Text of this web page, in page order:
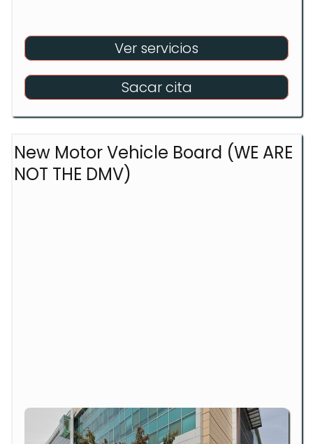
Ver servicios
Sacar cita
New Motor Vehicle Board (WE ARE
NOT THE DMV)